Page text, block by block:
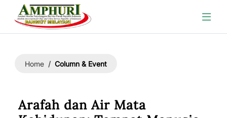
Home Column & Event
Arafah dan Air Mata